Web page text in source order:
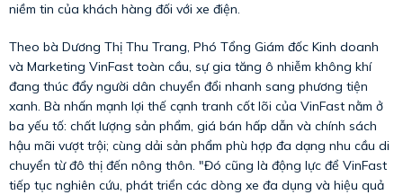
niềm tin của khách hàng đối với xe điện.
Theo bà Dương Thị Thu Trang, Phó Tổng Giám đốc Kinh doanh
và Marketing VinFast toàn cầu, sự gia tăng ô nhiễm không khí
đang thúc đẩy người dân chuyển đổi nhanh sang phương tiện
xanh. Bà nhấn mạnh lợi thế cạnh tranh cốt lõi của VinFast nằm ở
ba yếu tố: chất lượng sản phẩm, giá bán hấp dẫn và chính sách
hậu mãi vượt trội; cùng dải sản phẩm phù hợp đa dạng nhu cầu di
chuyển từ đô thị đến nông thôn. "Đó cũng là động lực để VinFast
tiếp tục nghiên cứu, phát triển các dòng xe đa dụng và hiệu quả